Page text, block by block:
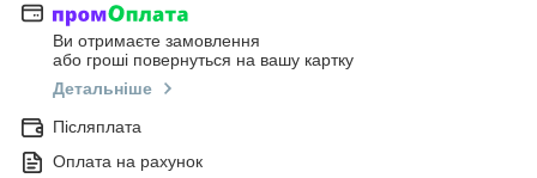
Ви отримаєте замовлення
або гроші повернуться на вашу картку
Детальніше
Післяплата
Оплата на рахунок